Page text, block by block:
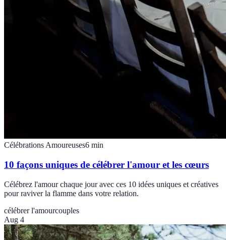
Célébrations Amoureuses6 min
10 façons uniques de célébrer l'amour et les cœurs
Célébrez l'amour chaque jour avec ces 10 idées uniques et créatives
pour raviver la flamme dans votre relation.
célébrer l'amourcouples
Aug 4